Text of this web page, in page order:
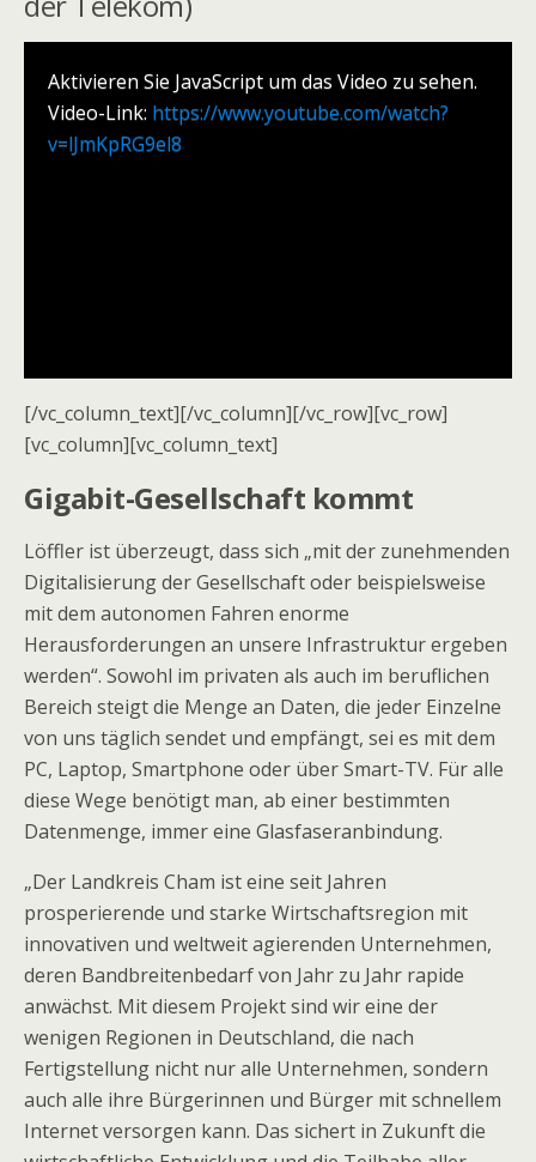
Aktivieren Sie JavaScript um das Video zu sehen.
Video-Link: https://www.youtube.com/watch?
v=lJmKpRG9el8
[/vc_column_text][/vc_column][/vc_row][vc_row]
[vc_column][vc_column_text]
Gigabit-Gesellschaft kommt
Löffler ist überzeugt, dass sich „mit der zunehmenden
Digitalisierung der Gesellschaft oder beispielsweise
mit dem autonomen Fahren enorme
Herausforderungen an unsere Infrastruktur ergeben
werden“. Sowohl im privaten als auch im beruflichen
Bereich steigt die Menge an Daten, die jeder Einzelne
von uns täglich sendet und empfängt, sei es mit dem
PC, Laptop, Smartphone oder über Smart-TV. Für alle
diese Wege benötigt man, ab einer bestimmten
Datenmenge, immer eine Glasfaseranbindung.
„Der Landkreis Cham ist eine seit Jahren
prosperierende und starke Wirtschaftsregion mit
innovativen und weltweit agierenden Unternehmen,
deren Bandbreitenbedarf von Jahr zu Jahr rapide
anwächst. Mit diesem Projekt sind wir eine der
wenigen Regionen in Deutschland, die nach
Fertigstellung nicht nur alle Unternehmen, sondern
auch alle ihre Bürgerinnen und Bürger mit schnellem
Internet versorgen kann. Das sichert in Zukunft die